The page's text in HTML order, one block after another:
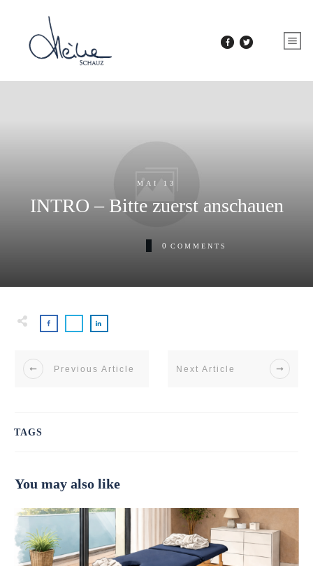
MAI 13
INTRO – Bitte zuerst anschauen
0 COMMENTS
Previous Article Next Article
TAGS
You may also like